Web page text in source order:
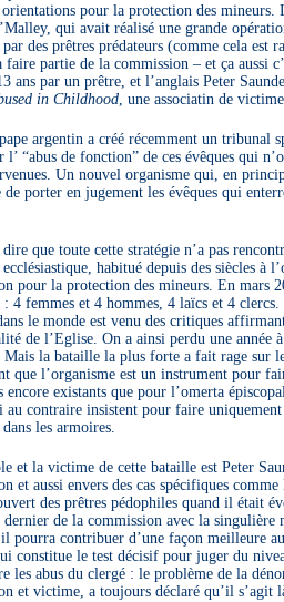
pour la protection des mineurs.
qui avait réalisé une grande
par des prêtres prédateurs (comme cela
faire partie de la commission – et ça aussi
ans par un prêtre, et l’anglais Peter
in Childhood, une associatin de
argentin a créé récemment un tribunal
l’ “abus de fonction” de ces évêques qui
Un nouvel organisme qui, en
de porter en jugement les évêques qui
que toute cette stratégie n’a pas
habitué depuis des siècles à
pour la protection des mineurs. En mars
: 4 femmes et 4 hommes, 4 laïcs et 4
le monde est venu des critiques
de l’Eglise. On a ainsi perdu une année
Mais la bataille la plus forte a fait rage sur
que l’organisme est un instrument pour
encore existants que pour l’omerta
au contraire insistent pour faire
les armoires.
et la victime de cette bataille est Peter
et aussi envers des cas spécifiques
des prêtres pédophiles quand il était
de la commission avec la
pourra contribuer d’une façon meilleure
constitue le test décisif pour juger du
les abus du clergé : le problème de la
et victime, a toujours déclaré qu’il s’agit